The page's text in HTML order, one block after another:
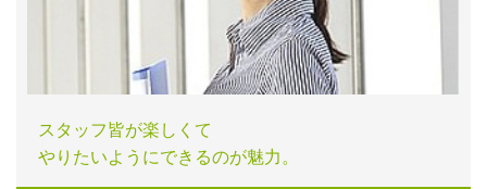
スタッフ皆が楽しくて
やりたいようにできるのが魅力。